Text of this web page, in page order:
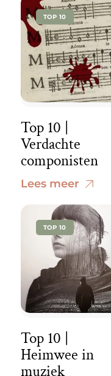
TOP 10
Top 10 |
Verdachte
componisten
Lees meer
TOP 10
Top 10 |
Heimwee in
muziek